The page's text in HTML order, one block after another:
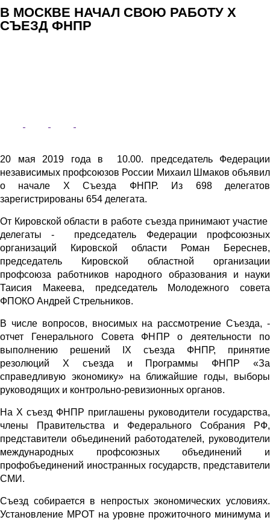
В МОСКВЕ НАЧАЛ СВОЮ РАБОТУ Х
СЪЕЗД ФНПР
20 мая 2019 года в 10.00. председатель Федерации
независимых профсоюзов России Михаил Шмаков объявил
о начале X Съезда ФНПР. Из 698 делегатов
зарегистрированы 654 делегата.
От Кировской области в работе съезда принимают участие
делегаты - председатель Федерации профсоюзных
организаций Кировской области Роман Береснев,
председатель Кировской областной организации
профсоюза работников народного образования и науки
Таисия Макеева, председатель Молодежного совета
ФПОКО Андрей Стрельников.
В числе вопросов, вносимых на рассмотрение Съезда, -
отчет Генерального Совета ФНПР о деятельности по
выполнению решений IX съезда ФНПР, принятие
резолюций X съезда и Программы ФНПР «За
справедливую экономику» на ближайшие годы, выборы
руководящих и контрольно-ревизионных органов.
На X съезд ФНПР приглашены руководители государства,
члены Правительства и Федерального Собрания РФ,
представители объединений работодателей, руководители
международных профсоюзных объединений и
профобъединений иностранных государств, представители
СМИ.
Съезд собирается в непростых экономических условиях.
Установление МРОТ на уровне прожиточного минимума и